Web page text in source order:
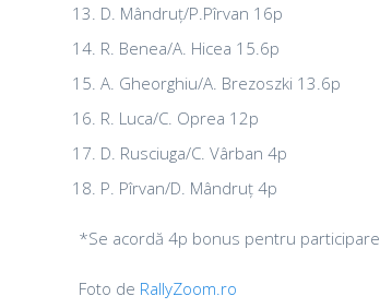
D. Mândruț/P.Pîrvan 16p
R. Benea/A. Hicea 15.6p
A. Gheorghiu/A. Brezoszki 13.6p
R. Luca/C. Oprea 12p
D. Rusciuga/C. Vârban 4p
P. Pîrvan/D. Mândruț 4p
*Se acordă 4p bonus pentru participare
Foto de RallyZoom.ro